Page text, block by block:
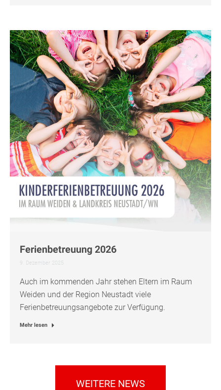
Ferienbetreuung 2026
9. Dezember 2025
Auch im kommenden Jahr stehen Eltern im Raum
Weiden und der Region Neustadt viele
Ferienbetreuungsangebote zur Verfügung.
Mehr lesen
WEITERE NEWS